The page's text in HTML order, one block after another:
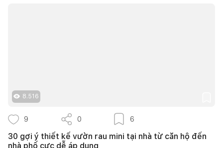
8.516
9 0 6
30 gợi ý thiết kế vườn rau mini tại nhà từ căn hộ đến
nhà phố cực dễ áp dụng